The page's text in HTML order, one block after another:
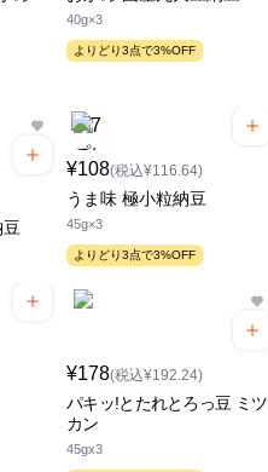
40g×3
よりどり3点で3%OFF
豆
¥108(税込¥116.64)
うま味 極小粒納豆
45g×3
よりどり3点で3%OFF
¥178(税込¥192.24)
パキッ!とたれとろっ豆 ミツ
カン
45gx3